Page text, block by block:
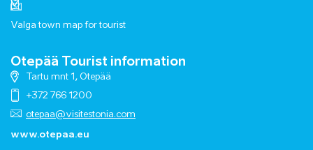
Valga town map for tourist
Otepää Tourist information
Tartu mnt 1, Otepää
+372 766 1200
otepaa@visitestonia.com
www.otepaa.eu